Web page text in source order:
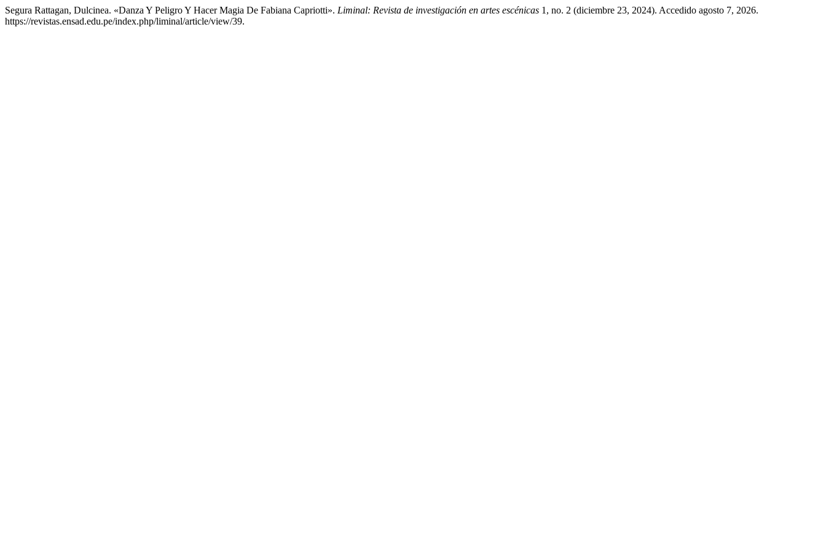
Segura Rattagan, Dulcinea. «Danza Y Peligro Y Hacer Magia De Fabiana Capriotti». Liminal: Revista de investigación en artes escénicas 1, no. 2 (diciembre 23, 2024). Accedido agosto 7, 2026.
https://revistas.ensad.edu.pe/index.php/liminal/article/view/39.